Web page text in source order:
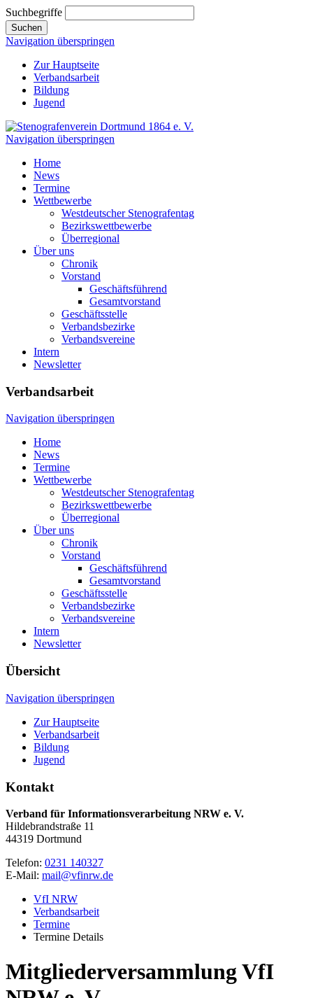
Suchbegriffe
Suchen
Navigation überspringen
Zur Hauptseite
Verbandsarbeit
Bildung
Jugend
Navigation überspringen
Home
News
Termine
Wettbewerbe
Westdeutscher Stenografentag
Bezirkswettbewerbe
Überregional
Über uns
Chronik
Vorstand
Geschäftsführend
Gesamtvorstand
Geschäftsstelle
Verbandsbezirke
Verbandsvereine
Intern
Newsletter
Verbandsarbeit
Navigation überspringen
Home
News
Termine
Wettbewerbe
Westdeutscher Stenografentag
Bezirkswettbewerbe
Überregional
Über uns
Chronik
Vorstand
Geschäftsführend
Gesamtvorstand
Geschäftsstelle
Verbandsbezirke
Verbandsvereine
Intern
Newsletter
Übersicht
Navigation überspringen
Zur Hauptseite
Verbandsarbeit
Bildung
Jugend
Kontakt
Verband für Informationsverarbeitung NRW e. V.
Hildebrandstraße 11
44319 Dortmund
Telefon: 0231 140327
E-Mail: mail@vfinrw.de
VfI NRW
Verbandsarbeit
Termine
Termine Details
Mitgliederversammlung VfI